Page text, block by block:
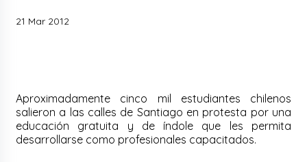
21 Mar 2012
Aproximadamente cinco mil estudiantes chilenos
salieron a las calles de Santiago en protesta por una
educación gratuita y de índole que les permita
desarrollarse como profesionales capacitados.